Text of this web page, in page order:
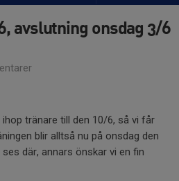
avslutning onsdag 3/6
tränare till den 10/6, så vi får
blir alltså nu på onsdag den
där, annars önskar vi en fin